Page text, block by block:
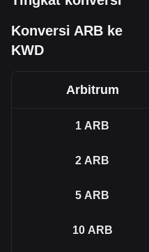
Konversi ARB ke
KWD
Arbitrum
1 ARB
2 ARB
5 ARB
10 ARB